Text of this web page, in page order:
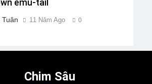
emu-tail
Tuân 11 Năm Ago 0
Chim Sâu